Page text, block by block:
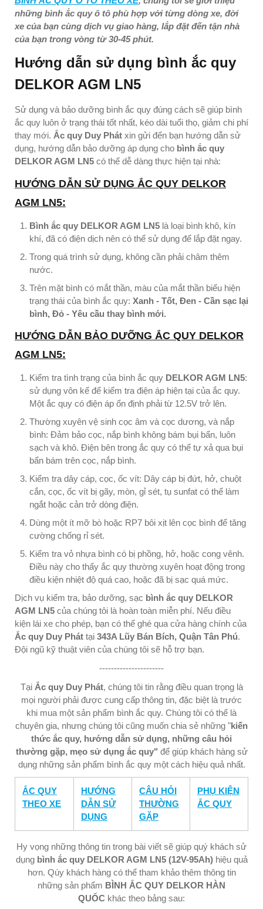
những bình ắc quy ô tô phù hợp với từng dòng xe, đời
xe của bạn cùng dịch vụ giao hàng, lắp đặt đến tận nhà
của bạn trong vòng từ 30-45 phút.
Hướng dẫn sử dụng bình ắc quy
DELKOR AGM LN5
Sử dụng và bảo dưỡng bình ắc quy đúng cách sẽ giúp bình
ắc quy luôn ở trạng thái tốt nhất, kéo dài tuổi thọ, giảm chi phí
thay mới. Ắc quy Duy Phát xin gửi đến bạn hướng dẫn sử
dụng, hướng dẫn bảo dưỡng áp dụng cho bình ắc quy
DELKOR AGM LN5 có thể dễ dàng thực hiện tại nhà:
HƯỚNG DẪN SỬ DỤNG ẮC QUY DELKOR
AGM LN5:
Bình ắc quy DELKOR AGM LN5 là loại bình khô, kín
khí, đã có điện dịch nên có thể sử dụng để lắp đặt ngay.
Trong quá trình sử dụng, không cần phải châm thêm
nước.
Trên mặt bình có mắt thần, màu của mắt thần biểu hiện
trạng thái của bình ắc quy: Xanh - Tốt, Đen - Cần sạc lại
bình, Đỏ - Yêu cầu thay bình mới.
HƯỚNG DẪN BẢO DƯỠNG ẮC QUY DELKOR
AGM LN5:
Kiểm tra tình trạng của bình ắc quy DELKOR AGM LN5:
sử dụng vôn kế để kiểm tra điện áp hiện tại của ắc quy.
Một ắc quy có điện áp ổn định phải từ 12.5V trở lên.
Thường xuyên vệ sinh cọc âm và cọc dương, và nắp
bình: Đảm bảo cọc, nắp bình không bám bụi bẩn, luôn
sạch và khô. Điện bên trong ắc quy có thể tự xả qua bụi
bẩn bám trên cọc, nắp bình.
Kiểm tra dây cáp, cọc, ốc vít: Dây cáp bị đứt, hở, chuột
cắn, cọc, ốc vít bị gãy, mòn, gỉ sét, tụ sunfat có thể làm
ngắt hoặc cản trở dòng điện.
Dùng một ít mỡ bò hoặc RP7 bôi xịt lên cọc bình để tăng
cường chống rỉ sét.
Kiểm tra vỏ nhựa bình có bị phồng, hở, hoặc cong vênh.
Điều này cho thấy ắc quy thường xuyên hoạt động trong
điều kiện nhiệt độ quá cao, hoặc đã bị sạc quá mức.
Dịch vụ kiểm tra, bảo dưỡng, sạc bình ắc quy DELKOR
AGM LN5 của chúng tôi là hoàn toàn miễn phí. Nếu điều
kiện lái xe cho phép, bạn có thể ghé qua cửa hàng chính của
Ắc quy Duy Phát tại 343A Lũy Bán Bích, Quận Tân Phú.
Đội ngũ kỹ thuật viên của chúng tôi sẽ hỗ trợ bạn.
----------------------
Tại Ắc quy Duy Phát, chúng tôi tin rằng điều quan trọng là
mọi người phải được cung cấp thông tin, đặc biệt là trước
khi mua một sản phẩm bình ắc quy. Chúng tôi có thể là
chuyên gia, nhưng chúng tôi cũng muốn chia sẻ những "kiến
thức ắc quy, hướng dẫn sử dụng, những câu hỏi
thường gặp, mẹo sử dụng ắc quy" để giúp khách hàng sử
dụng những sản phẩm bình ắc quy một cách hiệu quả nhất.
ẮC QUY
THEO XE
HƯỚNG
DẪN SỬ
DỤNG
CÂU HỎI
THƯỜNG
GẶP
PHỤ KIỆN
ẮC QUY
Hy vọng những thông tin trong bài viết sẽ giúp quý khách sử
dụng bình ắc quy DELKOR AGM LN5 (12V-95Ah)hiệu quả
hơn. Qúy khách hàng có thể tham khảo thêm thông tin
những sản phẩm BÌNH ẮC QUY DELKOR HÀN
QUỐC khác theo bảng sau: